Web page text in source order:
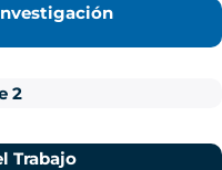
2
Trabajo